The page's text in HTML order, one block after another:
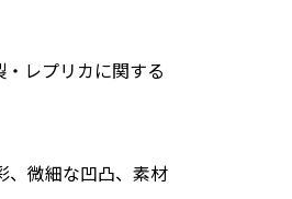
レプリカに関する
、微細な凹凸、素材